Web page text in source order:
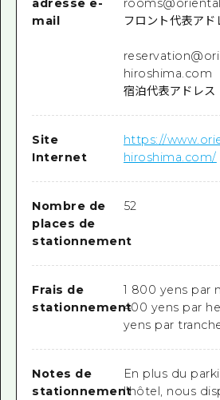
adresse e-
mail
フロント代表アド
hiroshima.com
宿泊代表アドレス
Site
Internet
https://
hiroshima.com/
Nombre de
places de
stationnement
52
Frais de
stationnement
1 800 yens par
400 yens par
yens par
Notes de
stationnement
En plus du
l'hôtel, nous